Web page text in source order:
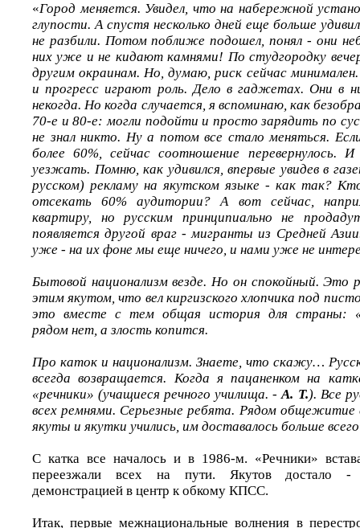
«Город меняется. Увидел, что на набережной
глупости. А спустя несколько дней еще больше
не разбили. Потом поближе подошел, понял - они
них уже и не кидают камнями! По студгородку
другим окраинам. Но, думаю, риск сейчас
и прогресс играют роль. Дело в гаджетах. Они в
некогда. Но когда случается, я вспоминаю, как
70-е и 80-е: могли подойти и просто зарядить по
не знал никто. Ну а потом все стало меняться.
более 60%, сейчас соотношение перевернулось.
уезжать. Помню, как удивился, впервые увидев в
русском) рекламу на якутском языке - как так?
отсекать 60% аудитории? А вот сейчас,
квартиру, но русским принципиально не
появляется другой враг - мигранты из Средней
уже - на их фоне мы еще ничего, и нами уже не
Бытовой национализм везде. Но он спокойный. Это
этим якутом, что вел киргизского хлопчика под
это вместе с тем общая история для страны:
рядом нет, а злость копится.
Про каток и национализм. Знаете, что скажу…
всегда возвращается. Когда я пацаненком на
«речники» (учащиеся речного училища. -А. Т.). Все
всех ремнями. Серьезные ребята. Рядом общежитие
якуты и якутки учились, им доставалось больше всего
С катка все началось и в 1986-м. «Речники»
переезжали всех на пути. Якутов достало -
демонстрацией в центр к обкому КПСС.
Итак, первые межнациональные волнения в